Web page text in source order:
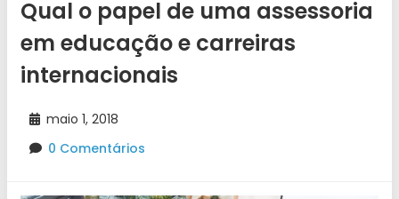
Qual o papel de uma assessoria
em educação e carreiras
internacionais
maio 1, 2018
0 Comentários